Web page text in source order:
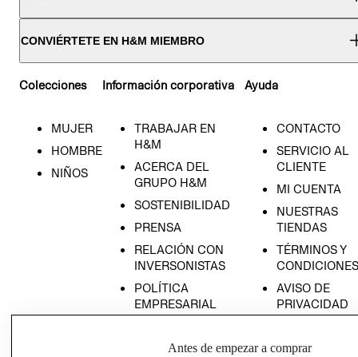
CONVIÉRTETE EN H&M MIEMBRO
Colecciones
MUJER
HOMBRE
NIÑOS
Información corporativa
TRABAJAR EN
H&M
ACERCA DEL
GRUPO H&M
SOSTENIBILIDAD
PRENSA
RELACIÓN CON
INVERSONISTAS
POLÍTICA
EMPRESARIAL
Ayuda
CONTACTO
SERVICIO AL
CLIENTE
MI CUENTA
NUESTRAS
TIENDAS
TÉRMINOS Y
CONDICIONES
AVISO DE
PRIVACIDAD
AVISO DE
Antes de empezar a comprar